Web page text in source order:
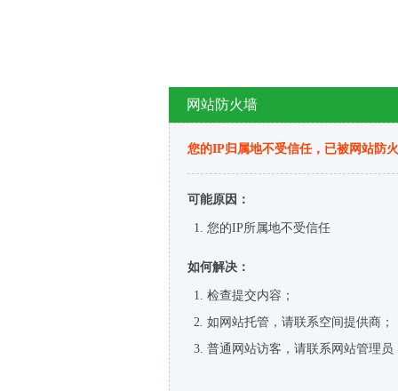
网站防火墙
您的IP归属地不受信任，已被网站防
可能原因：
您的IP所属地不受信任
如何解决：
检查提交内容；
如网站托管，请联系空间提供商；
普通网站访客，请联系网站管理员